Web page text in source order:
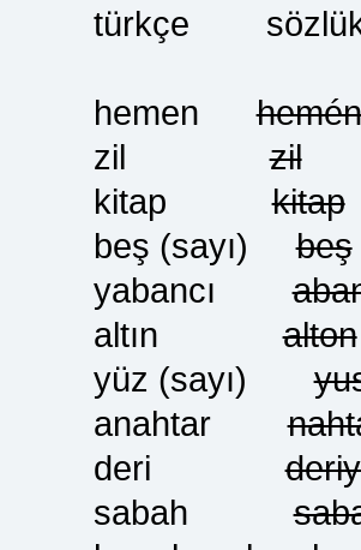
türkçe sözlük
hemenhemén
zilzil
kitapkitap
beş (sayı)beş
yabancı
altınalton
yüz (sayı)
anahtar
deri
sabah